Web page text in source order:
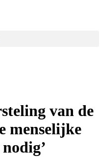
van de
menselijke